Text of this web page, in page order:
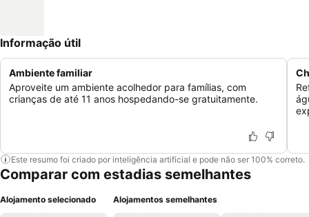
Informação útil
Ambiente familiar
Aproveite um ambiente acolhedor para famílias, com
crianças de até 11 anos hospedando-se gratuitamente.
Este resumo foi criado por inteligência artificial e pode não ser 100% correto.
Comparar com estadias semelhantes
Alojamento selecionado Alojamentos semelhantes